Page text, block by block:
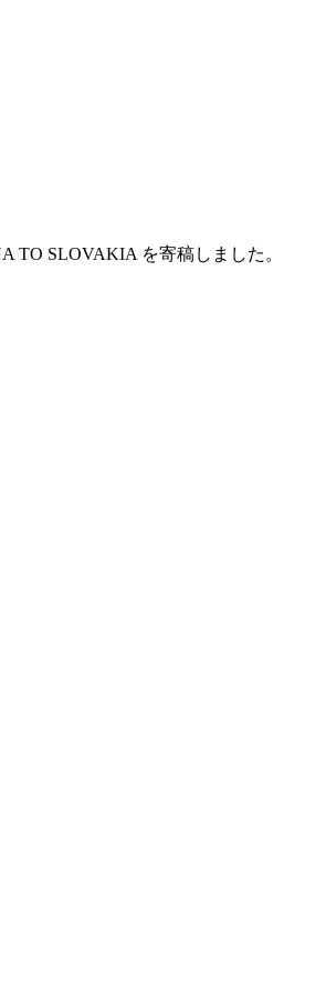
TO SLOVAKIA を寄稿しました。